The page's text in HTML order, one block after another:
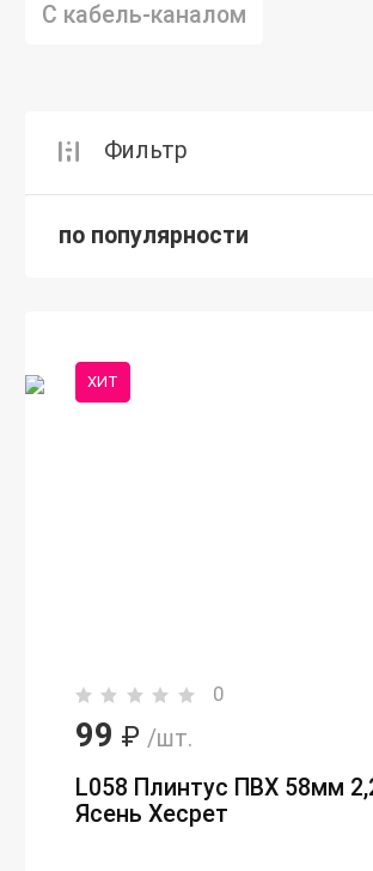
С кабель-каналом
Фильтр
по популярности
ХИТ
0
99 ₽ /шт.
L058 Плинтус ПВХ 58мм
Ясень Хесрет